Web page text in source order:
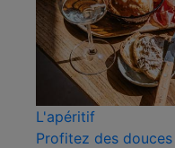
L'apéritif
Profitez des